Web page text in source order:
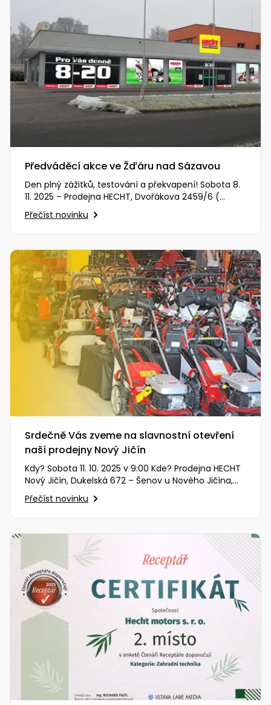
Předváděcí akce ve Žďáru nad Sázavou
Den plný zážitků, testování a překvapení! Sobota 8.
11. 2025 – Prodejna HECHT, Dvořákova 2459/6 (
Zobrazit na mapě )…
Přečíst novinku
Srdečně Vás zveme na slavnostní otevření
naší prodejny Nový Jičín
Kdy? Sobota 11. 10. 2025 v 9:00 Kde? Prodejna HECHT
Nový Jičín, Dukelská 672 – Šenov u Nového Jičína,
74242 (zobrazit…
Přečíst novinku